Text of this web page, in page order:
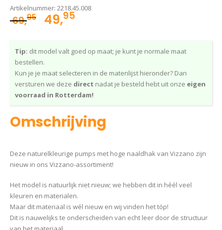
Artikelnummer: 2218.45.008
69,95 Oorspronkelijke
69,95.
49,95
49,95.
Tip: dit model valt goed op maat; je kunt je normale maat
bestellen.
Kun je je maat selecteren in de matenlijst hieronder? Dan
versturen we deze direct nadat je besteld hebt uit onze eigen
voorraad in Rotterdam!
Omschrijving
Deze naturelkleurige pumps met hoge naaldhak van Vizzano zijn
nieuw in ons Vizzano-assortiment!
Het model is natuurlijk niet nieuw; we hebben dit in héél veel
kleuren en materialen.
Maar dit materiaal is wél nieuw en wij vinden het tóp!
Dit is nauwelijks te onderscheiden van echt leer door de structuur